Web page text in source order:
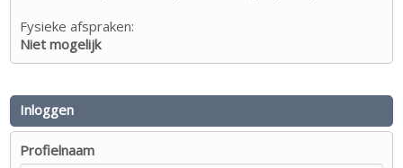
Fysieke afspraken:
Niet mogelijk
Inloggen
Profielnaam